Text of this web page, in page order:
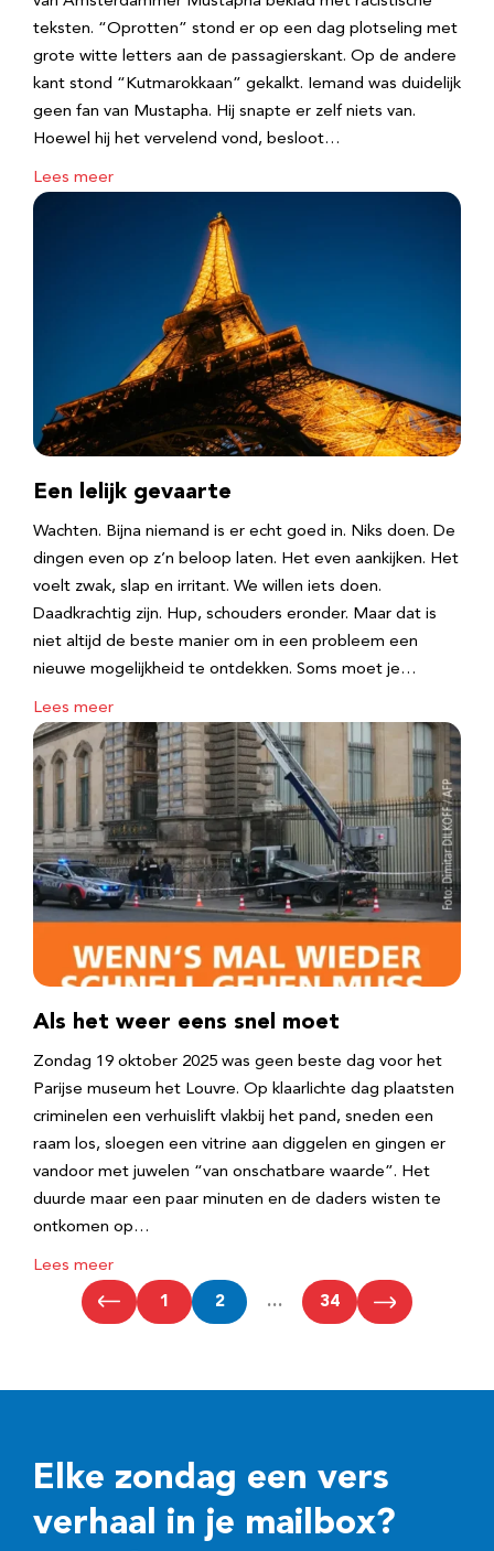
teksten. “Oprotten” stond er op een dag plotseling met
grote witte letters aan de passagierskant. Op de andere
kant stond “Kutmarokkaan” gekalkt. Iemand was duidelijk
geen fan van Mustapha. Hij snapte er zelf niets van.
Hoewel hij het vervelend vond, besloot…
Lees meer
Een lelijk gevaarte
Wachten. Bijna niemand is er echt goed in. Niks doen. De
dingen even op z’n beloop laten. Het even aankijken. Het
voelt zwak, slap en irritant. We willen iets doen.
Daadkrachtig zijn. Hup, schouders eronder. Maar dat is
niet altijd de beste manier om in een probleem een
nieuwe mogelijkheid te ontdekken. Soms moet je…
Lees meer
Als het weer eens snel moet
Zondag 19 oktober 2025 was geen beste dag voor het
Parijse museum het Louvre. Op klaarlichte dag plaatsten
criminelen een verhuislift vlakbij het pand, sneden een
raam los, sloegen een vitrine aan diggelen en gingen er
vandoor met juwelen “van onschatbare waarde”. Het
duurde maar een paar minuten en de daders wisten te
ontkomen op…
Lees meer
1 2 … 34
Elke zondag een vers
verhaal in je mailbox?